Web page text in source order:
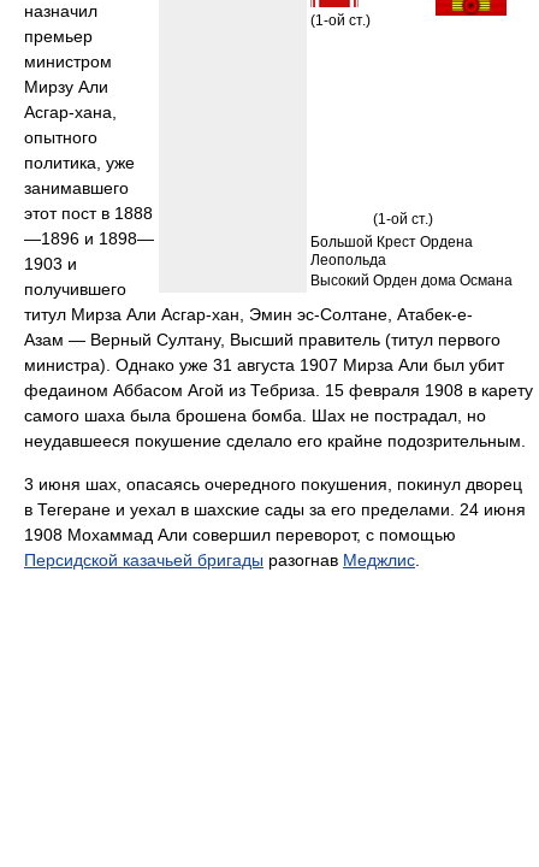
(1-ой ст.)
(1-ой ст.)
Большой Крест Ордена
Леопольда
Высокий Орден дома Османа
назначил
премьер
министром
Мирзу Али
Асгар-хана,
опытного
политика, уже
занимавшего
этот пост в 1888
—1896 и 1898—
1903 и
получившего
титул Мирза Али Асгар-хан, Эмин эс-Солтане, Атабек-е-
Азам — Верный Султану, Высший правитель (титул первого
министра). Однако уже 31 августа 1907 Мирза Али был убит
федаином Аббасом Агой из Тебриза. 15 февраля 1908 в карету
самого шаха была брошена бомба. Шах не пострадал, но
неудавшееся покушение сделало его крайне подозрительным.
3 июня шах, опасаясь очередного покушения, покинул дворец
в Тегеране и уехал в шахские сады за его пределами. 24 июня
1908 Мохаммад Али совершил переворот, с помощью
Персидской казачьей бригады разогнав Меджлис